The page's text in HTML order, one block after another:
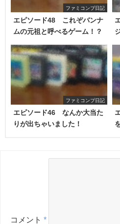
ファミコンプ日記
エピソード48 これぞバンナ
ムの元祖と呼べるゲーム！？
ファミコンプ日記
エピソード46 なんか大当た
りが出ちゃいました！
コメント *